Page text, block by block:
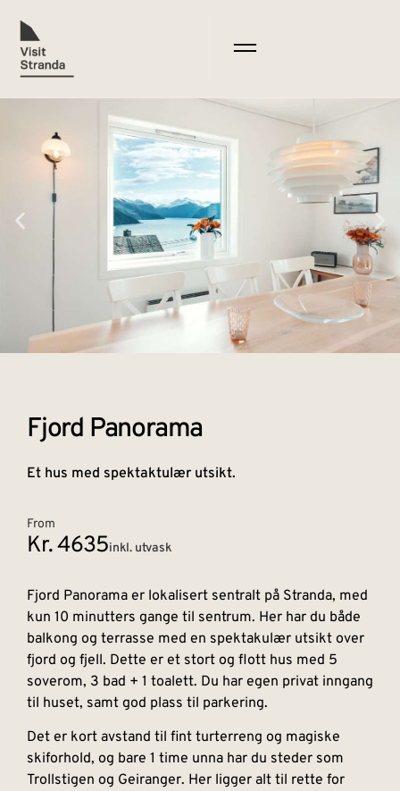
Fjord Panorama
Et hus med spektaktulær utsikt.
From
Kr. 4635inkl. utvask
Fjord Panorama er lokalisert sentralt på Stranda, med
kun 10 minutters gange til sentrum. Her har du både
balkong og terrasse med en spektakulær utsikt over
fjord og fjell. Dette er et stort og flott hus med 5
soverom, 3 bad + 1 toalett. Du har egen privat inngang
til huset, samt god plass til parkering.
Det er kort avstand til fint turterreng og magiske
skiforhold, og bare 1 time unna har du steder som
Trollstigen og Geiranger. Her ligger alt til rette for